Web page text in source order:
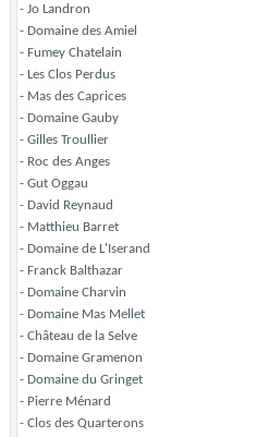
- Jo Landron
- Domaine des Amiel
- Fumey Chatelain
- Les Clos Perdus
- Mas des Caprices
- Domaine Gauby
- Gilles Troullier
- Roc des Anges
- Gut Oggau
- David Reynaud
- Matthieu Barret
- Domaine de L'Iserand
- Franck Balthazar
- Domaine Charvin
- Domaine Mas Mellet
- Château de la Selve
- Domaine Gramenon
- Domaine du Gringet
- Pierre Ménard
- Clos des Quarterons